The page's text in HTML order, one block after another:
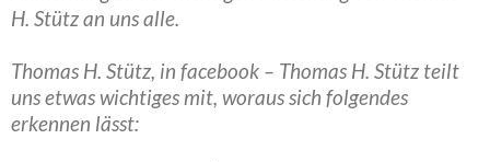
H. Stütz an uns alle.
Thomas H. Stütz, in facebook – Thomas H. Stütz teilt
uns etwas wichtiges mit, woraus sich folgendes
erkennen lässt: